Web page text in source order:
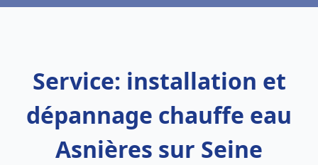
Service: installation et
dépannage chauffe eau
Asnières sur Seine